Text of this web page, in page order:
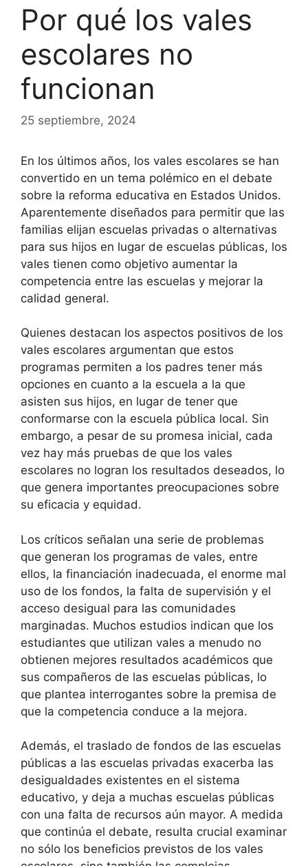
Por qué los vales
escolares no
funcionan
25 septiembre, 2024
En los últimos años, los vales escolares se han
convertido en un tema polémico en el debate
sobre la reforma educativa en Estados Unidos.
Aparentemente diseñados para permitir que las
familias elijan escuelas privadas o alternativas
para sus hijos en lugar de escuelas públicas, los
vales tienen como objetivo aumentar la
competencia entre las escuelas y mejorar la
calidad general.
Quienes destacan los aspectos positivos de los
vales escolares argumentan que estos
programas permiten a los padres tener más
opciones en cuanto a la escuela a la que
asisten sus hijos, en lugar de tener que
conformarse con la escuela pública local. Sin
embargo, a pesar de su promesa inicial, cada
vez hay más pruebas de que los vales
escolares no logran los resultados deseados, lo
que genera importantes preocupaciones sobre
su eficacia y equidad.
Los críticos señalan una serie de problemas
que generan los programas de vales, entre
ellos, la financiación inadecuada, el enorme mal
uso de los fondos, la falta de supervisión y el
acceso desigual para las comunidades
marginadas. Muchos estudios indican que los
estudiantes que utilizan vales a menudo no
obtienen mejores resultados académicos que
sus compañeros de las escuelas públicas, lo
que plantea interrogantes sobre la premisa de
que la competencia conduce a la mejora.
Además, el traslado de fondos de las escuelas
públicas a las escuelas privadas exacerba las
desigualdades existentes en el sistema
educativo, y deja a muchas escuelas públicas
con una falta de recursos aún mayor. A medida
que continúa el debate, resulta crucial examinar
no sólo los beneficios previstos de los vales